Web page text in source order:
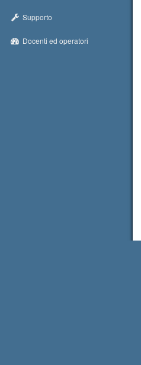
Supporto
Docenti ed operatori